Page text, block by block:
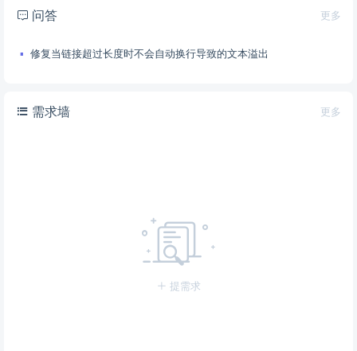
更多
问答
修复当链接超过长度时不会自动换行导致的文本溢出
更多
需求墙
提需求